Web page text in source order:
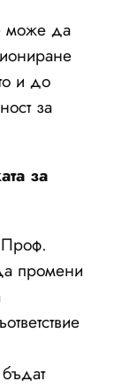
може да
и до
за
за
промени